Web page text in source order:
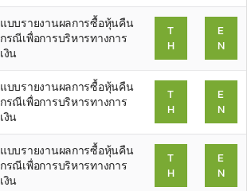
แบบรายงานผลการซื้อหุ้นคืน
กรณีเพื่อการบริหารทางการ
เงิน
T
H
E
N
แบบรายงานผลการซื้อหุ้นคืน
กรณีเพื่อการบริหารทางการ
เงิน
T
H
E
N
แบบรายงานผลการซื้อหุ้นคืน
กรณีเพื่อการบริหารทางการ
เงิน
T
H
E
N